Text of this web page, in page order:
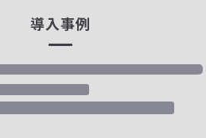
導入事例